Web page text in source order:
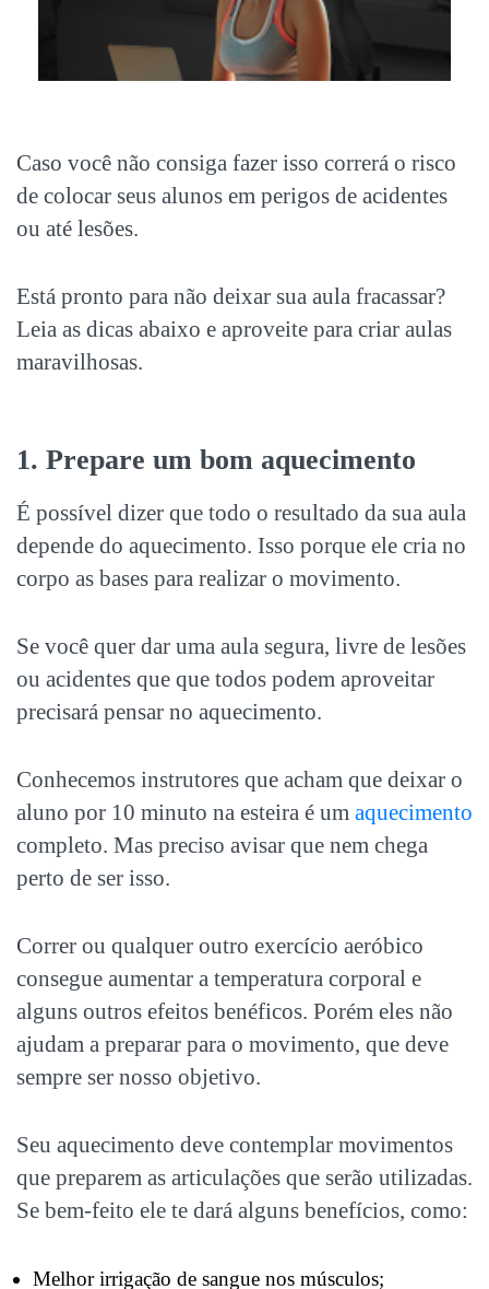
Caso você não consiga fazer isso correrá o risco
de colocar seus alunos em perigos de acidentes
ou até lesões.
Está pronto para não deixar sua aula fracassar?
Leia as dicas abaixo e aproveite para criar aulas
maravilhosas.
1. Prepare um bom aquecimento
É possível dizer que todo o resultado da sua aula
depende do aquecimento. Isso porque ele cria no
corpo as bases para realizar o movimento.
Se você quer dar uma aula segura, livre de lesões
ou acidentes que que todos podem aproveitar
precisará pensar no aquecimento.
Conhecemos instrutores que acham que deixar o
aluno por 10 minuto na esteira é um aquecimento
completo. Mas preciso avisar que nem chega
perto de ser isso.
Correr ou qualquer outro exercício aeróbico
consegue aumentar a temperatura corporal e
alguns outros efeitos benéficos. Porém eles não
ajudam a preparar para o movimento, que deve
sempre ser nosso objetivo.
Seu aquecimento deve contemplar movimentos
que preparem as articulações que serão utilizadas.
Se bem-feito ele te dará alguns benefícios, como:
Melhor irrigação de sangue nos músculos;